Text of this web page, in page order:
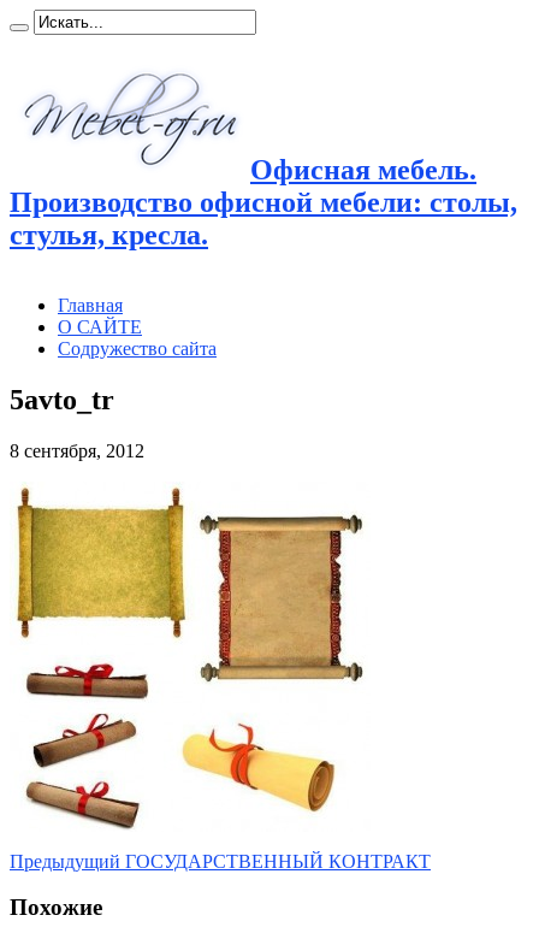
Офисная мебель.
Производство офисной мебели: столы,
стулья, кресла.
Главная
О САЙТЕ
Содружество сайта
5avto_tr
8 сентября, 2012
Предыдущий ГОСУДАРСТВЕННЫЙ КОНТРАКТ
Похожие